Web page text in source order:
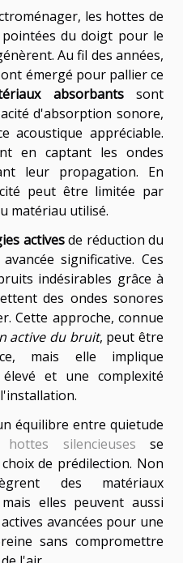
les hottes de
du doigt pour le
Au fil des années,
émergé pour pallier ce
absorbantssont
d'absorption sonore,
acoustique appréciable.
en captant les ondes
leur propagation. En
peut être limitée par
matériau utilisé.
activesde réduction du
significative. Ces
indésirables grâce à
des ondes sonores
Cette approche, connue
active du bruit, peut être
mais elle implique
et une complexité
équilibre entre quietude
hottes silencieuses se
de prédilection. Non
des matériaux
elles peuvent aussi
avancées pour une
sans compromettre